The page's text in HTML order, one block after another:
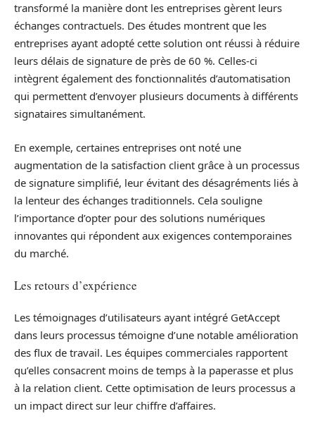
transformé la manière dont les entreprises gèrent leurs
échanges contractuels. Des études montrent que les
entreprises ayant adopté cette solution ont réussi à réduire
leurs délais de signature de près de 60 %. Celles-ci
intègrent également des fonctionnalités d’automatisation
qui permettent d’envoyer plusieurs documents à différents
signataires simultanément.
En exemple, certaines entreprises ont noté une
augmentation de la satisfaction client grâce à un processus
de signature simplifié, leur évitant des désagréments liés à
la lenteur des échanges traditionnels. Cela souligne
l’importance d’opter pour des solutions numériques
innovantes qui répondent aux exigences contemporaines
du marché.
Les retours d’expérience
Les témoignages d’utilisateurs ayant intégré GetAccept
dans leurs processus témoigne d’une notable amélioration
des flux de travail. Les équipes commerciales rapportent
qu’elles consacrent moins de temps à la paperasse et plus
à la relation client. Cette optimisation de leurs processus a
un impact direct sur leur chiffre d’affaires.